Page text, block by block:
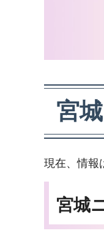
宮
現在、情報
宮城